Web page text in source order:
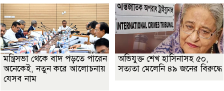
মন্ত্রিসভা থেকে বাদ পড়তে পারেন
অনেকেই, নতুন করে আলোচনায়
যেসব নাম
অভিযুক্ত শেখ হাসিনাসহ ৫০,
সত্যতা মেলেনি ৪৯ জনের বিরুদ্ধে